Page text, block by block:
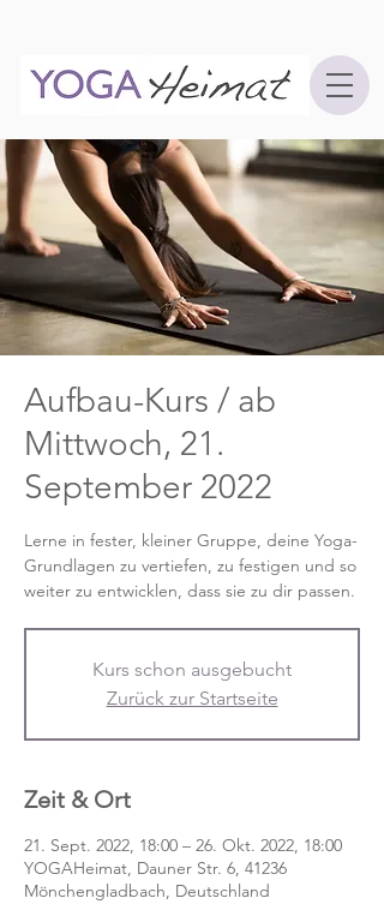
Aufbau-Kurs / ab
Mittwoch, 21.
September 2022
Lerne in fester, kleiner Gruppe, deine Yoga-
Grundlagen zu vertiefen, zu festigen und so
weiter zu entwicklen, dass sie zu dir passen.
Kurs schon ausgebucht
Zurück zur Startseite
Zeit & Ort
21. Sept. 2022, 18:00 – 26. Okt. 2022, 18:00
YOGAHeimat, Dauner Str. 6, 41236
Mönchengladbach, Deutschland